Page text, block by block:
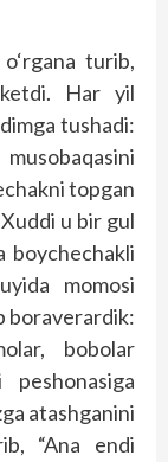
turib,
Har yil
tushadi:
topgan
u bir gul
boychechakli
momosi
boraverardik:
bobolar
atashganini
“Ana endi